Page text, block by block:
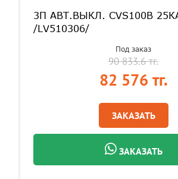
3П АВТ.ВЫКЛ. CVS100B
/LV510306/
Под заказ
90 833.6 тг.
82 576 тг.
ЗАКАЗАТЬ
ЗАКАЗАТЬ